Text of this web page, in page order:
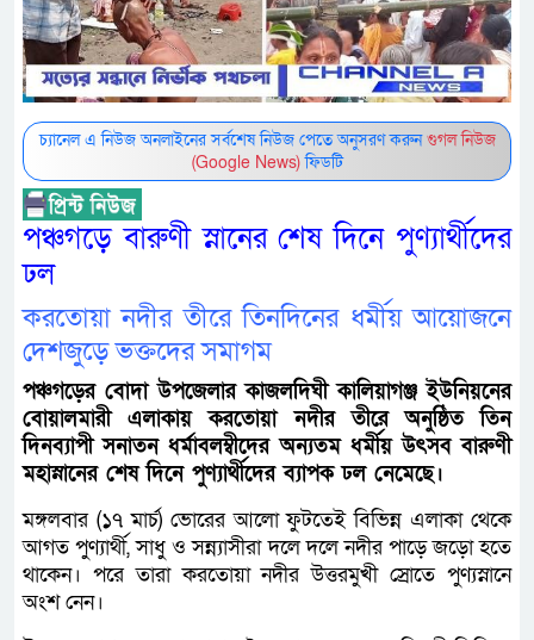
চ্যানেল এ নিউজ অনলাইনের সর্বশেষ নিউজ পেতে অনুসরণ করুনগুগল নিউজ
(Google News)ফিডটি
পঞ্চগড়ে বারুণী স্নানের শেষ দিনে পুণ্যার্থীদের
ঢল
করতোয়া নদীর তীরে তিনদিনের ধর্মীয় আয়োজনে
দেশজুড়ে ভক্তদের সমাগম
পঞ্চগড়ের বোদা উপজেলার কাজলদিঘী কালিয়াগঞ্জ ইউনিয়নের
বোয়ালমারী এলাকায় করতোয়া নদীর তীরে অনুষ্ঠিত তিন
দিনব্যাপী সনাতন ধর্মাবলম্বীদের অন্যতম ধর্মীয় উৎসব বারুণী
মহাস্নানের শেষ দিনে পুণ্যার্থীদের ব্যাপক ঢল নেমেছে।
মঙ্গলবার (১৭ মার্চ) ভোরের আলো ফুটতেই বিভিন্ন এলাকা থেকে
আগত পুণ্যার্থী, সাধু ও সন্ন্যাসীরা দলে দলে নদীর পাড়ে জড়ো হতে
থাকেন। পরে তারা করতোয়া নদীর উত্তরমুখী স্রোতে পুণ্যস্নানে
অংশ নেন।